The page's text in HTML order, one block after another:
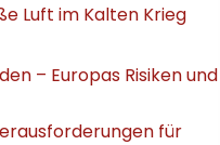
Luft im Kalten Krieg
– Europas Risiken und
für